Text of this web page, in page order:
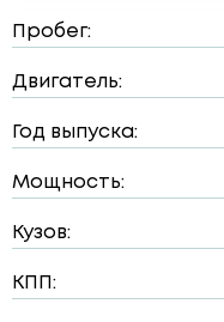
Пробег:
Двигатель:
Год выпуска:
Мощность:
Кузов:
КПП: